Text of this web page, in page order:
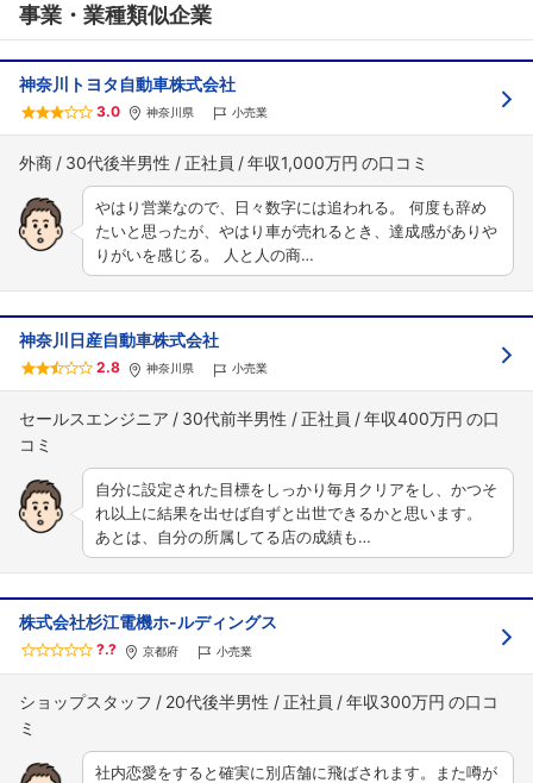
事業・業種類似企業
神奈川トヨタ自動車株式会社
3.0 神奈川県 小売業
外商 30代後半男性 正社員 年収1,000万円
やはり営業なので、日々数字には追われる。 何度も辞め
たいと思ったが、やはり車が売れるとき、達成感がありや
りがいを感じる。 人と人の商…
神奈川日産自動車株式会社
2.8 神奈川県 小売業
セールスエンジニア 30代前半男性 正社員 年収400万円
自分に設定された目標をしっかり毎月クリアをし、かつそ
れ以上に結果を出せば自ずと出世できるかと思います。
あとは、自分の所属してる店の成績も…
株式会社杉江電機ホ-ルディングス
?.? 京都府 小売業
ショップスタッフ 20代後半男性 正社員 年収300万円
社内恋愛をすると確実に別店舗に飛ばされます。また噂が